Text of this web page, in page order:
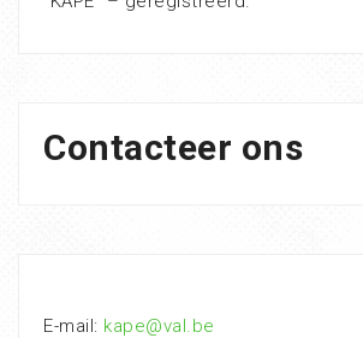
Contacteer ons
E-mail: kape@val.be